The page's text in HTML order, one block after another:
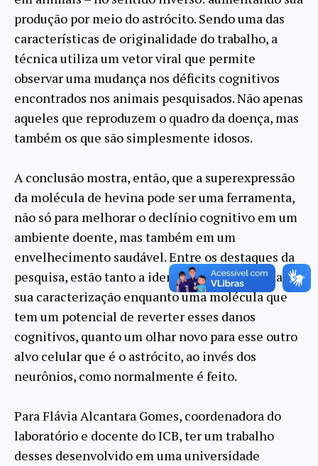
produção por meio do astrócito. Sendo uma das
características de originalidade do trabalho, a
técnica utiliza um vetor viral que permite
observar uma mudança nos déficits cognitivos
encontrados nos animais pesquisados. Não apenas
aqueles que reproduzem o quadro da doença, mas
também os que são simplesmente idosos.
A conclusão mostra, então, que a superexpressão
da molécula de hevina pode ser uma ferramenta,
não só para melhorar o declínio cognitivo em um
ambiente doente, mas também em um
envelhecimento saudável. Entre os destaques da
pesquisa, estão tanto a identificação da hevina e
sua caracterização enquanto uma molécula que
tem um potencial de reverter esses danos
cognitivos, quanto um olhar novo para esse outro
alvo celular que é o astrócito, ao invés dos
neurônios, como normalmente é feito.
Para Flávia Alcantara Gomes, coordenadora do
laboratório e docente do ICB, ter um trabalho
desses desenvolvido em uma universidade